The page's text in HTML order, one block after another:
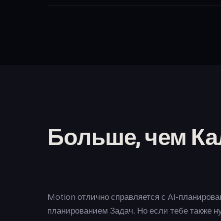
Больше, чем
Motion отлично справляется с AI-
планированием Задач. Но если тебе также